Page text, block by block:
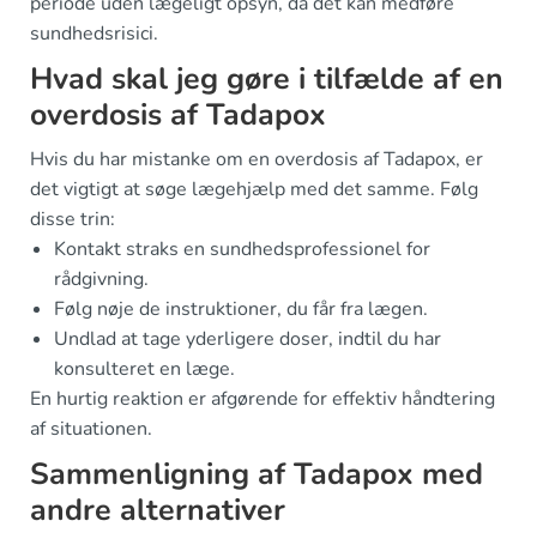
sundhedsrisici.
Hvad skal jeg gøre i tilfælde af en
overdosis af Tadapox
Hvis du har mistanke om en overdosis af Tadapox, er
det vigtigt at søge lægehjælp med det samme. Følg
disse trin:
Kontakt straks en sundhedsprofessionel for
rådgivning.
Følg nøje de instruktioner, du får fra lægen.
Undlad at tage yderligere doser, indtil du har
konsulteret en læge.
En hurtig reaktion er afgørende for effektiv håndtering
af situationen.
Sammenligning af Tadapox med
andre alternativer